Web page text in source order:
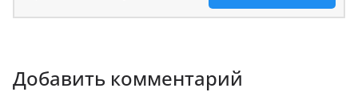
Добавить комментарий